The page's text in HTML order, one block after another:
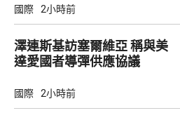
國際 2小時前
澤連斯基訪塞爾維亞 稱與美
達愛國者導彈供應協議
國際 2小時前